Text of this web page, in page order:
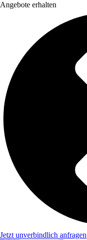
Angebote erhalten
Jetzt unverbindlich anfragen